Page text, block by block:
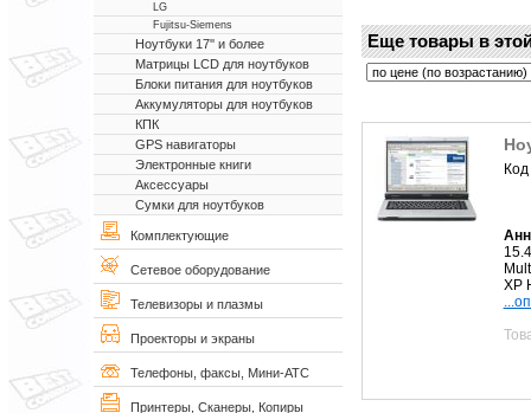
LG
Fujitsu-Siemens
Ноутбуки 17'' и более
Матрицы LCD для ноутбуков
Блоки питания для ноутбуков
Аккумуляторы для ноутбуков
КПК
GPS навигаторы
Электронные книги
Аксессуары
Сумки для ноутбуков
Комплектующие
Сетевое оборудование
Телевизоры и плазмы
Проекторы и экраны
Телефоны, факсы, Мини-АТС
Принтеры, Сканеры, Копиры
Еще товары в
Код
XP